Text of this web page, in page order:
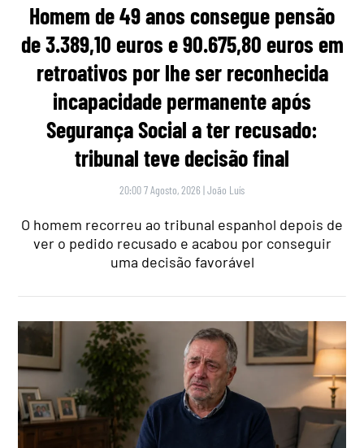
Homem de 49 anos consegue pensão
de 3.389,10 euros e 90.675,80 euros em
retroativos por lhe ser reconhecida
incapacidade permanente após
Segurança Social a ter recusado:
tribunal teve decisão final
20:00 7 Agosto, 2026 |João Luís
O homem recorreu ao tribunal espanhol depois de
ver o pedido recusado e acabou por conseguir
uma decisão favorável